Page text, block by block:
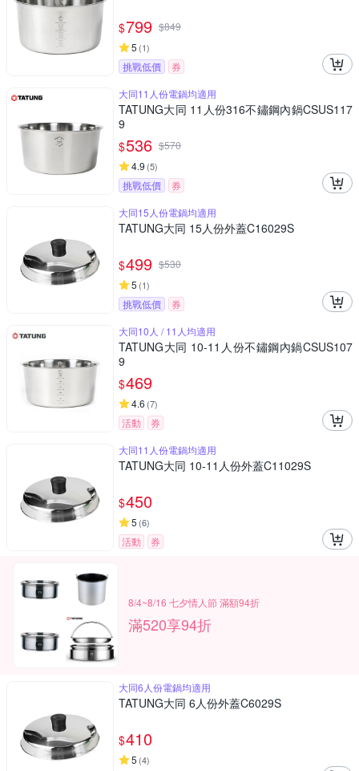
$799 $849
5 (1)
挑戰低價
券
大同11人份電鍋均適用
TATUNG大同 11人份316不鏽鋼內鍋CSUS117
9
$536 $570
4.9 (5)
挑戰低價
券
大同15人份電鍋均適用
TATUNG大同 15人份外蓋C16029S
$499 $530
5 (1)
挑戰低價
券
大同10人 / 11人均適用
TATUNG大同 10-11人份不鏽鋼內鍋CSUS107
9
$469
4.6 (7)
活動
券
大同11人份電鍋均適用
TATUNG大同 10-11人份外蓋C11029S
$450
5 (6)
活動 券
8/4~8/16 七夕情人節 滿額94折
滿520享94折
大同6人份電鍋均適用
TATUNG大同 6人份外蓋C6029S
$410
5 (4)